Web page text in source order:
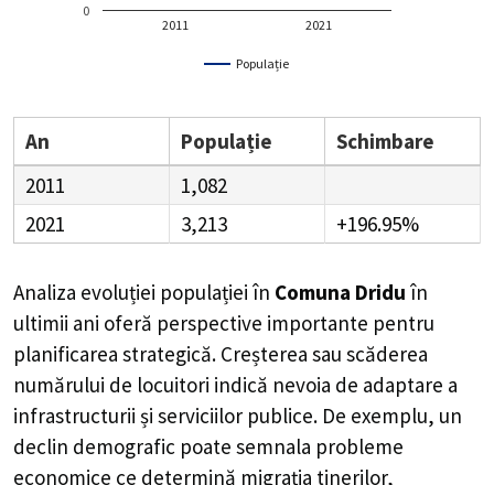
Populație
2011 2021
0
An Populație
Schimbare
2011
1,082
2021
3,213 +196.95%
Analiza evoluției populației în Comuna Dridu în
ultimii ani oferă perspective importante pentru
planificarea strategică. Creșterea sau scăderea
numărului de locuitori indică nevoia de adaptare a
infrastructurii și serviciilor publice. De exemplu, un
declin demografic poate semnala probleme
economice ce determină migrația tinerilor,